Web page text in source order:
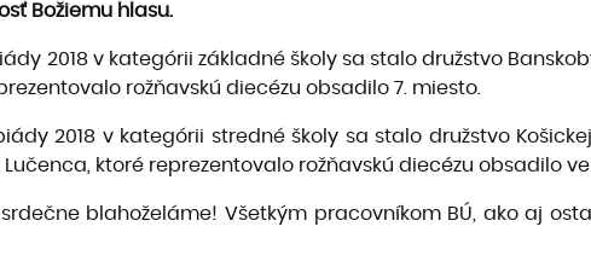
Božiemu hlasu.
2018 v kategórii základné školy sa stalo družstvo
rožňavskú diecézu obsadilo 7. miesto.
2018 v kategórii stredné školy sa stalo družstvo
Lučenca, ktoré reprezentovalo rožňavskú diecézu obsadilo
blahoželáme! Všetkým pracovníkom BÚ, ako aj